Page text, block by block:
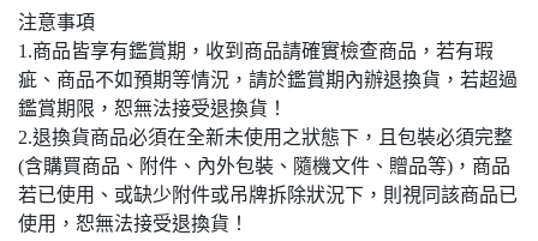
注意事項
1.商品皆享有鑑賞期，收到商品請確實檢查商品，若有瑕
疵、商品不如預期等情況，請於鑑賞期內辦退換貨，若超過
鑑賞期限，恕無法接受退換貨！
2.退換貨商品必須在全新未使用之狀態下，且包裝必須完整
(含購買商品、附件、內外包裝、隨機文件、贈品等)，商品
若已使用、或缺少附件或吊牌拆除狀況下，則視同該商品已
使用，恕無法接受退換貨！